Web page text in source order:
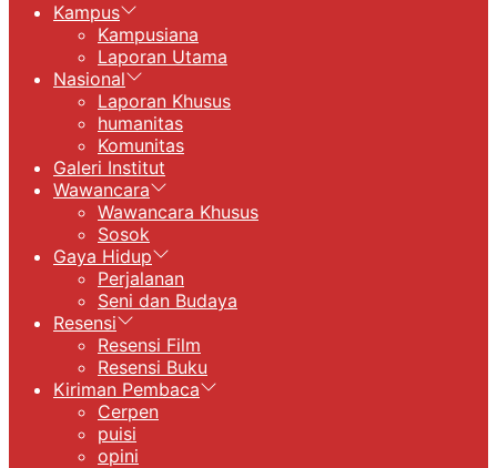
Kampus
Kampusiana
Laporan Utama
Nasional
Laporan Khusus
humanitas
Komunitas
Galeri Institut
Wawancara
Wawancara Khusus
Sosok
Gaya Hidup
Perjalanan
Seni dan Budaya
Resensi
Resensi Film
Resensi Buku
Kiriman Pembaca
Cerpen
puisi
opini